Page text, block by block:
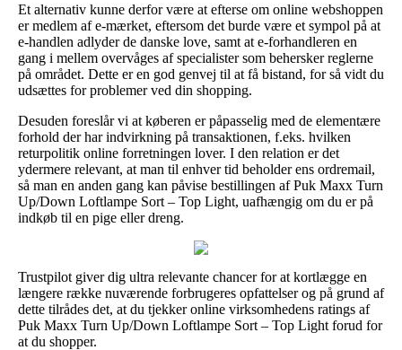
Et alternativ kunne derfor være at efterse om online webshoppen
er medlem af e-mærket, eftersom det burde være et sympol på at
e-handlen adlyder de danske love, samt at e-forhandleren en
gang i mellem overvåges af specialister som behersker reglerne
på området. Dette er en god genvej til at få bistand, for så vidt du
udsættes for problemer ved din shopping.
Desuden foreslår vi at køberen er påpasselig med de elementære
forhold der har indvirkning på transaktionen, f.eks. hvilken
returpolitik online forretningen lover. I den relation er det
ydermere relevant, at man til enhver tid beholder ens ordremail,
så man en anden gang kan påvise bestillingen af Puk Maxx Turn
Up/Down Loftlampe Sort – Top Light, uafhængig om du er på
indkøb til en pige eller dreng.
Trustpilot giver dig ultra relevante chancer for at kortlægge en
længere række nuværende forbrugeres opfattelser og på grund af
dette tilrådes det, at du tjekker online virksomhedens ratings af
Puk Maxx Turn Up/Down Loftlampe Sort – Top Light forud for
at du shopper.